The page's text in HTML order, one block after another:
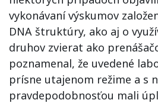
vykonávaní výskumov
DNA štruktúry, ako aj o
druhov zvierat ako
poznamenal, že uvedené
prísne utajenom režime a s
pravdepodobnosťou mali